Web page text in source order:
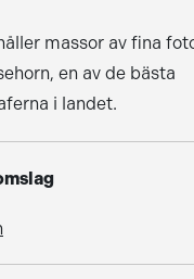
massor av fina
en av de bästa
i landet.